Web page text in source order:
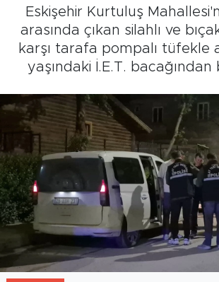
Eskişehir Kurtuluş
arasında çıkan silahlı ve
karşı tarafa pompalı tüfekle
yaşındaki İ.E.T. bacağından